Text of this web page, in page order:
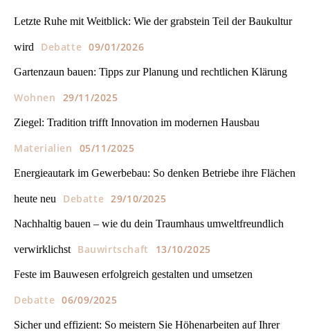
Letzte Ruhe mit Weitblick: Wie der grabstein Teil der Baukultur
wird Debatte 09/01/2026
Gartenzaun bauen: Tipps zur Planung und rechtlichen Klärung
Wohnen 29/11/2025
Ziegel: Tradition trifft Innovation im modernen Hausbau
Materialien 05/11/2025
Energieautark im Gewerbebau: So denken Betriebe ihre Flächen
heute neu Debatte 29/10/2025
Nachhaltig bauen – wie du dein Traumhaus umweltfreundlich
verwirklichst Bauwirtschaft 13/10/2025
Feste im Bauwesen erfolgreich gestalten und umsetzen
Debatte 06/09/2025
Sicher und effizient: So meistern Sie Höhenarbeiten auf Ihrer